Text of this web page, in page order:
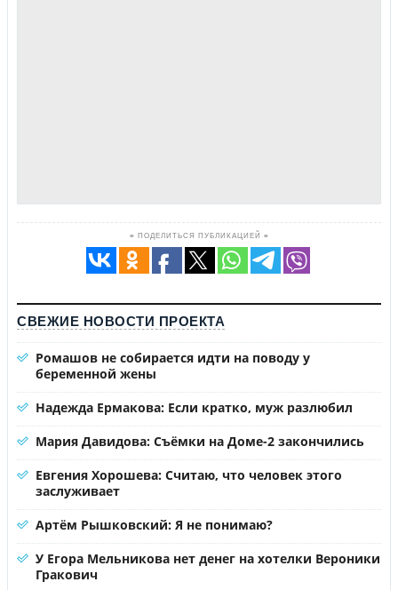
≡ ПОДЕЛИТЬСЯ ПУБЛИКАЦИЕЙ ≡
СВЕЖИЕ НОВОСТИ ПРОЕКТА
Ромашов не собирается идти на поводу у
беременной жены
Надежда Ермакова: Если кратко, муж разлюбил
Мария Давидова: Съёмки на Доме-2 закончились
Евгения Хорошева: Считаю, что человек этого
заслуживает
Артём Рышковский: Я не понимаю?
У Егора Мельникова нет денег на хотелки Вероники
Гракович